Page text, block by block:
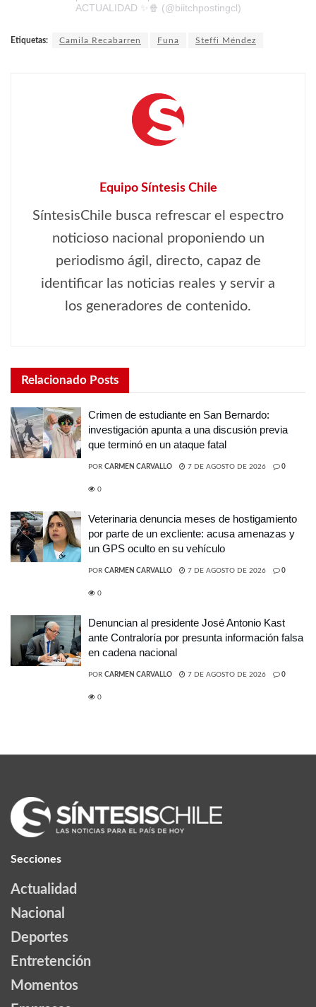
ACTUALIDAD ✨🍿 (@biitchpostingcl)
Etiquetas: Camila Recabarren Funa Steffi Méndez
Equipo Síntesis Chile
SíntesisChile busca refrescar el espectro
noticioso nacional proponiendo un
periodismo ágil, directo, capaz de
identificar las noticias reales y servir a
los generadores de contenido.
Relacionado Posts
Crimen de estudiante en San Bernardo:
investigación apunta a una discusión previa
que terminó en un ataque fatal
POR CARMEN CARVALLO 7 DE AGOSTO DE 2026 0
0
Veterinaria denuncia meses de hostigamiento
por parte de un excliente: acusa amenazas y
un GPS oculto en su vehículo
POR CARMEN CARVALLO 7 DE AGOSTO DE 2026 0
0
Denuncian al presidente José Antonio Kast
ante Contraloría por presunta información falsa
en cadena nacional
POR CARMEN CARVALLO 7 DE AGOSTO DE 2026 0
0
Secciones
Actualidad
Nacional
Deportes
Entretención
Momentos